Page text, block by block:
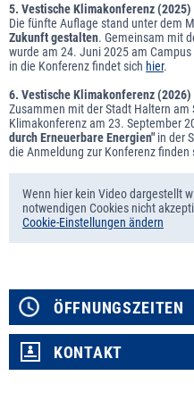
5. Vestische Klimakonferenz (2025)
Die fünfte Auflage stand unter dem
Zukunft gestalten. Gemeinsam mit
wurde am 24. Juni 2025 am
in die Konferenz findet sich hier.
6. Vestische Klimakonferenz (2026)
Zusammen mit der Stadt Haltern am
Klimakonferenz am 23. September
durch Erneuerbare Energien" in der
die Anmeldung zur Konferenz finden
Wenn hier kein Video dargestellt
notwendigen Cookies nicht
Cookie-Einstellungen ändern
ÖFFNUNGSZEITEN
KONTAKT